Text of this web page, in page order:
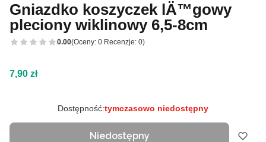
Gniazdko koszyczek lÄ™gowy
pleciony wiklinowy 6,5-8cm
0.00(Oceny: 0 Recenzje: 0)
Cena
7,90 zł
Dostępność:tymczasowo niedostępny
Niedostępny